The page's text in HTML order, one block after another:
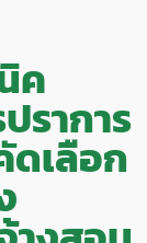
ค
ราการ
เลือก